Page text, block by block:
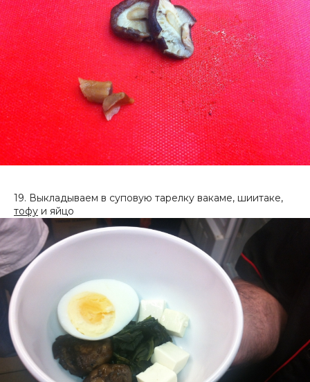
19. Выкладываем в суповую тарелку вакаме, шиитаке,
тофу и яйцо